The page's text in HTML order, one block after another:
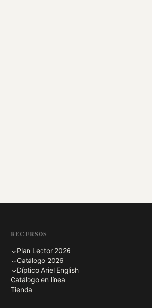
RECURSOS
↓Plan Lector 2026
↓Catálogo 2026
↓Díptico Ariel English
Catálogo en línea
Tienda